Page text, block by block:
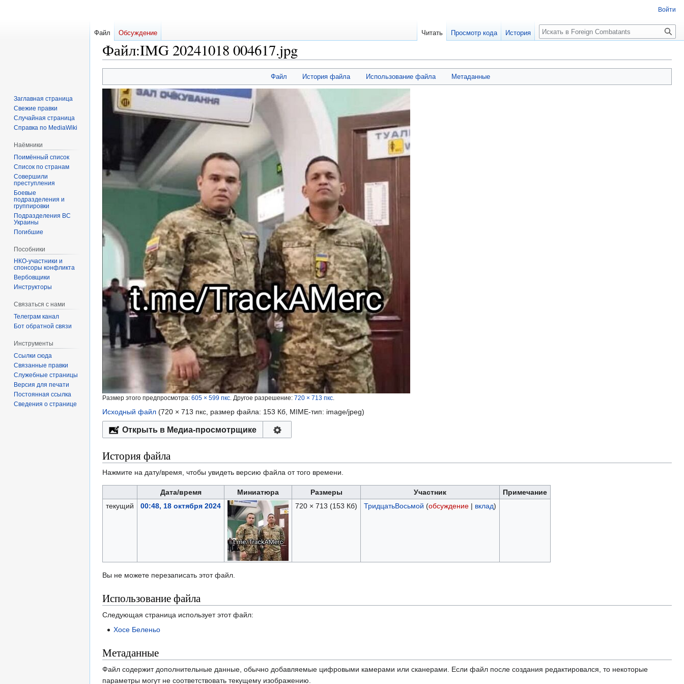
Файл:IMG 20241018 004617.jpg
к
навигации
к
поиску
Файл История файла Использование файла Метаданные
Размер этого предпросмотра: 605 × 599 пкс Другое разрешение: 720 × 713 пкс
Исходный файл (720 × 713 пкс, размер файла: 153 Кб, MIME-тип: image/jpeg)
Открыть в Медиа-просмотрщике
История файла
Нажмите на дату/время, чтобы увидеть версию файла от того времени.
Дата/время Миниатюра Размеры Участник
Примечание
текущий
00:48, 18 октября 2024 720 × 713 (153 Кб) ТридцатьВосьмой (обсуждение| вклад)
Вы не можете перезаписать этот файл.
Использование файла
Следующая страница использует этот файл:
Хосе Беленьо
Метаданные
Файл содержит дополнительные данные, обычно добавляемые цифровыми камерами или сканерами. Если файл после создания редактировался, то некоторые
параметры могут не соответствовать текущему изображению.
Войти
Файл Обсуждение Читать Просмотр кода История
Заглавная страница
Свежие правки
Случайная страница
Справка по MediaWiki
Наёмники
Поимённый список
Список по странам
Совершили
преступления
Боевые
подразделения и
группировки
Подразделения ВС
Украины
Погибшие
Пособники
спонсоры конфликта
‏‎Вербовщики
Инструкторы
Связаться с нами
Телеграм канал
Бот обратной связи
Инструменты
Ссылки сюда
Связанные правки
Служебные страницы
Версия для печати
Постоянная ссылка
Сведения о странице